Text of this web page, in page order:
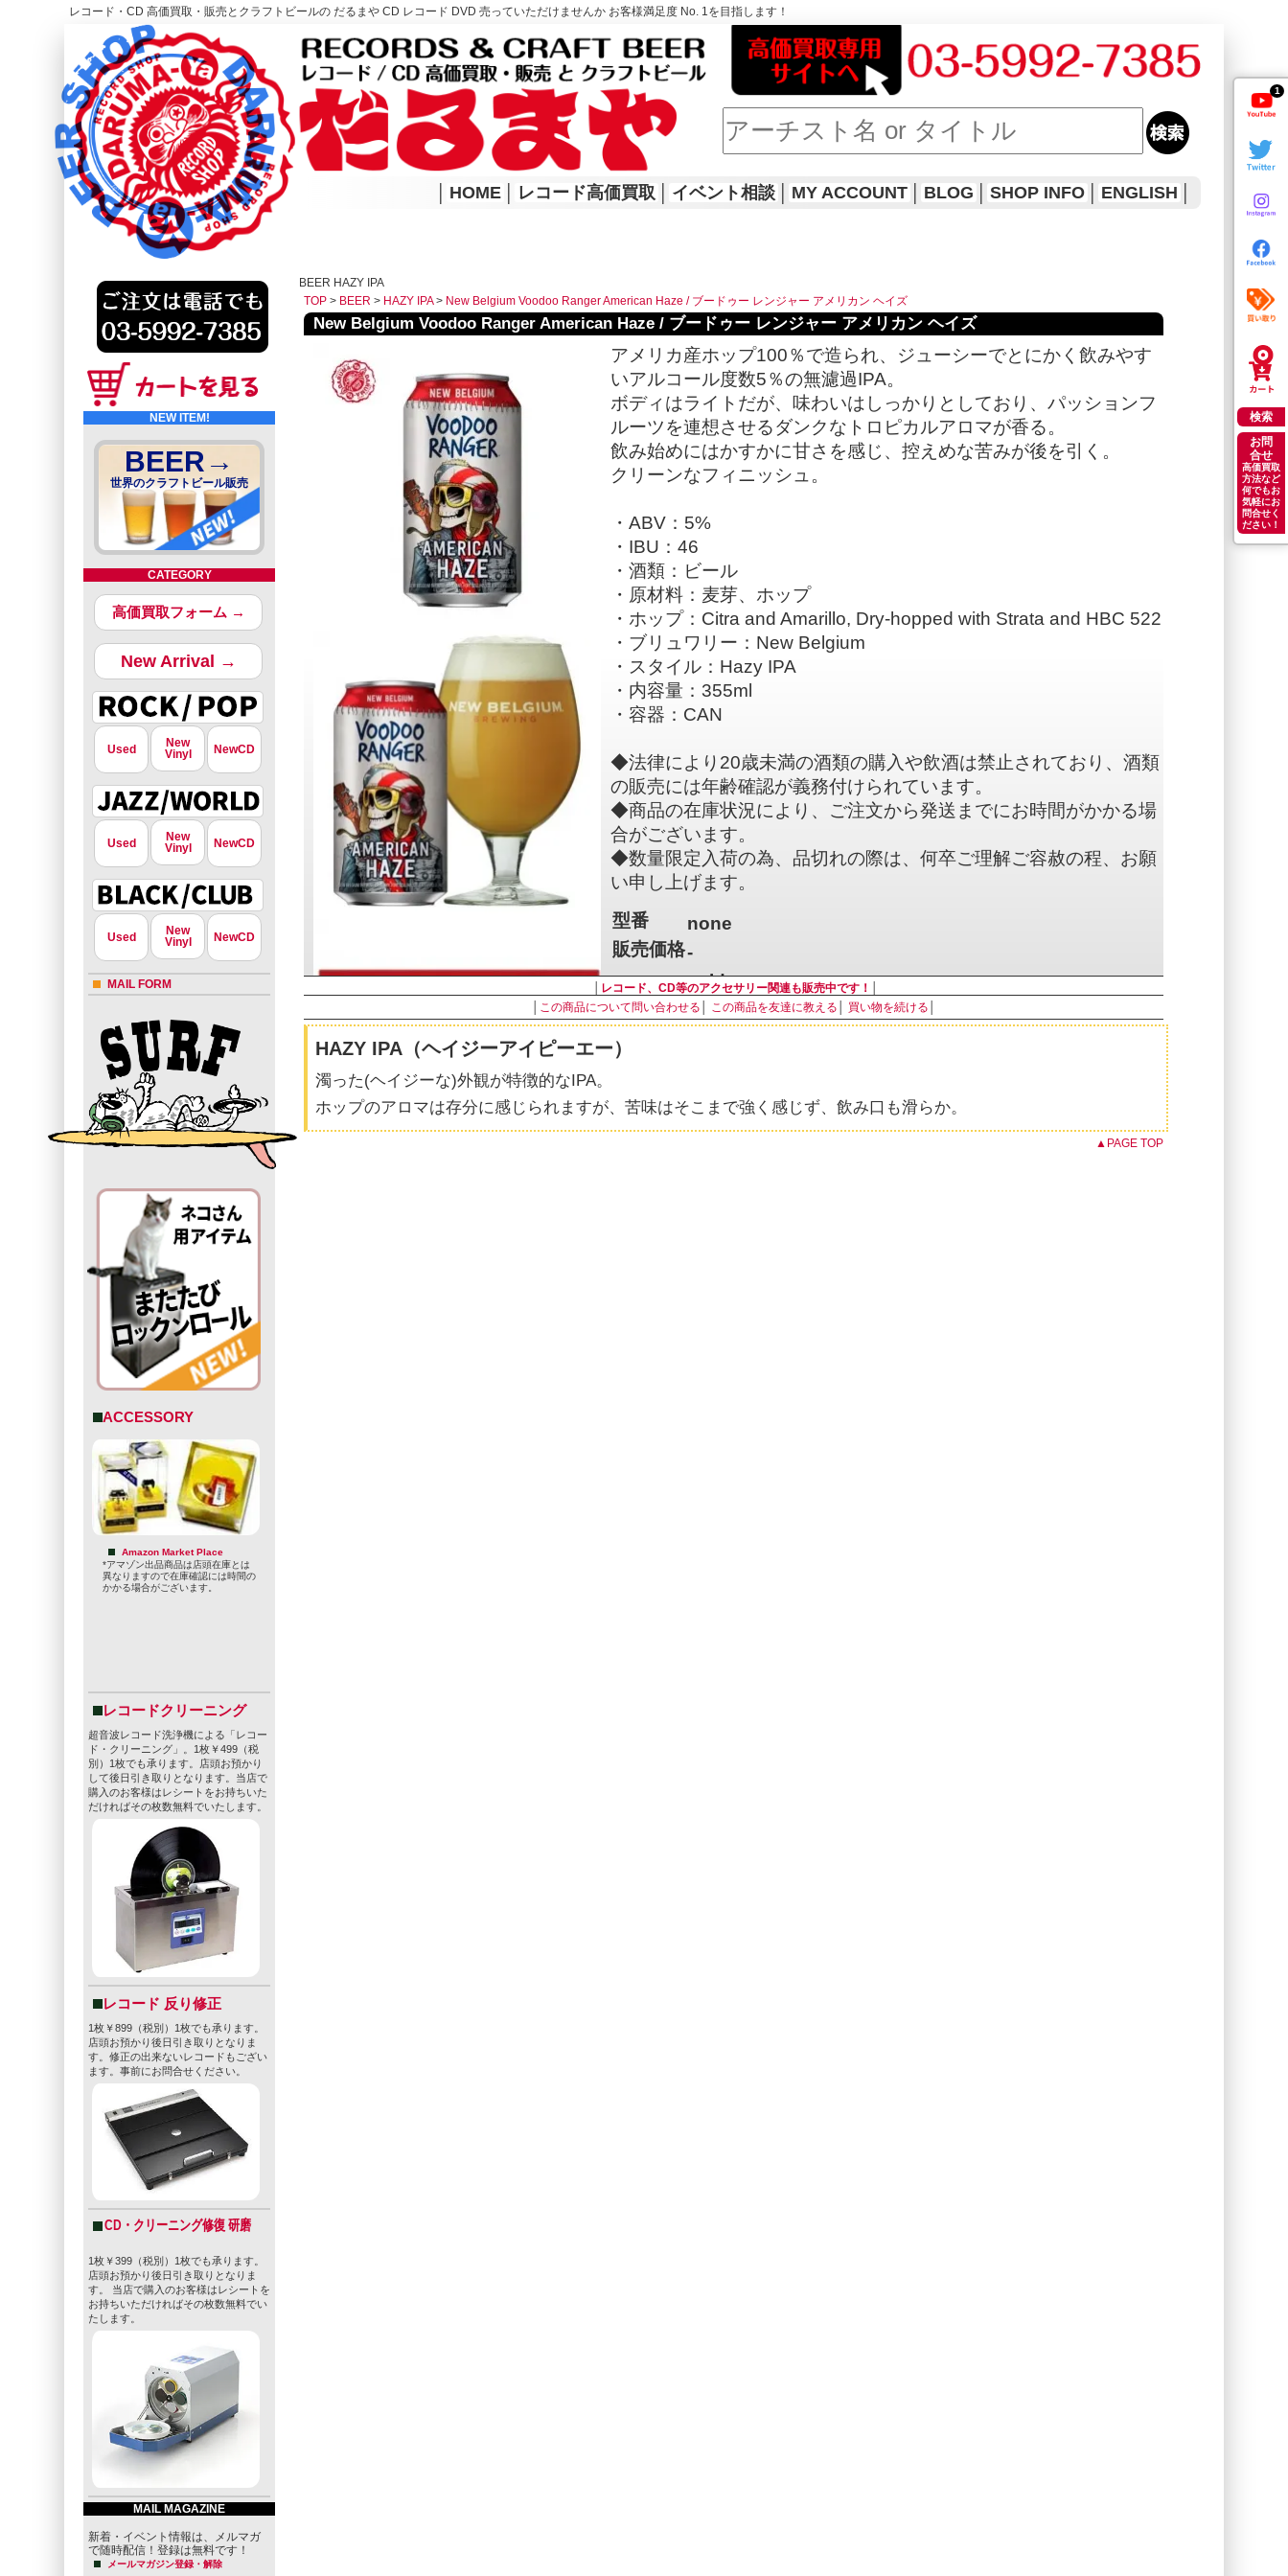
レコード・CD 高価買取・販売とクラフトビールの だるまや CD レコード DVD 売っていただけませんか お客様満足度 No. 1を目指します！
1
検索
お問
合せ
高価買取
方法など
何でもお
気軽にお
問合せく
ださい！
レコード高価買取はこちら
HOME
HOME レコード高価買取 イベント相談 MY ACCOUNT BLOG SHOP INFO ENGLISH
NEW ITEM!
BEER→
世界のクラフトビール販売
CATEGORY
高価買取フォーム →
New Arrival →
Used
New
Vinyl
NewCD
Used
New
Vinyl
NewCD
Used
New
Vinyl
NewCD
MAIL FORM
ACCESSORY
Amazon Market Place
*アマゾン出品商品は店頭在庫とは
異なりますので在庫確認には時間の
かかる場合がございます。
レコードクリーニング
超音波レコード洗浄機による「レコー
ド・クリーニング」。1枚￥499（税
別）1枚でも承ります。店頭お預かり
して後日引き取りとなります。当店で
購入のお客様はレシートをお持ちいた
だければその枚数無料でいたします。
レコード 反り修正
1枚￥899（税別）1枚でも承ります。
店頭お預かり後日引き取りとなりま
す。修正の出来ないレコードもござい
ます。事前にお問合せください。
CD・クリーニング修復 研磨
1枚￥399（税別）1枚でも承ります。
店頭お預かり後日引き取りとなりま
す。 当店で購入のお客様はレシートを
お持ちいただければその枚数無料でい
たします。
MAIL MAGAZINE
新着・イベント情報は、メルマガ
で随時配信！登録は無料です！
メールマガジン登録・解除
BEER HAZY IPA
TOP > BEER > HAZY IPA> New Belgium Voodoo Ranger American Haze / ブードゥー レンジャー アメリカン ヘイズ
New Belgium Voodoo Ranger American Haze / ブードゥー レンジャー アメリカン ヘイズ
アメリカ産ホップ100％で造られ、ジューシーでとにかく飲みやす
いアルコール度数5％の無濾過IPA。
ボディはライトだが、味わいはしっかりとしており、パッションフ
ルーツを連想させるダンクなトロピカルアロマが香る。
飲み始めにはかすかに甘さを感じ、控えめな苦みが後を引く。
クリーンなフィニッシュ。
・ABV：5%
・IBU：46
・酒類：ビール
・原材料：麦芽、ホップ
・ホップ：Citra and Amarillo, Dry-hopped with Strata and HBC 522
・ブリュワリー：New Belgium
・スタイル：Hazy IPA
・内容量：355ml
・容器：CAN
◆法律により20歳未満の酒類の購入や飲酒は禁止されており、酒類
の販売には年齢確認が義務付けられています。
◆商品の在庫状況により、ご注文から発送までにお時間がかかる場
合がございます。
◆数量限定入荷の為、品切れの際は、何卒ご理解ご容赦の程、お願
い申し上げます。
型番
none
販売価格-
sold out
» 特定商取引法に基づく表記 (返品など)
レコード、CD等のアクセサリー関連も販売中です！
この商品について問い合わせる この商品を友達に教える 買い物を続ける
HAZY IPA（ヘイジーアイピーエー）
濁った(ヘイジーな)外観が特徴的なIPA。
ホップのアロマは存分に感じられますが、苦味はそこまで強く感じず、飲み口も滑らか。
▲PAGE TOP